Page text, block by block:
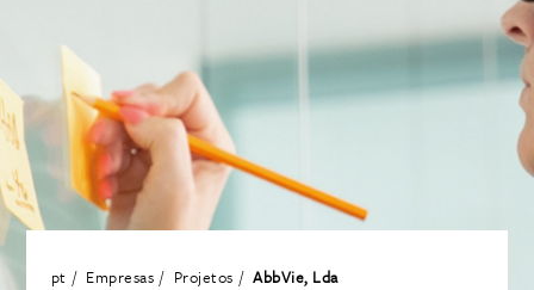
pt Empresas Projetos AbbVie, Lda